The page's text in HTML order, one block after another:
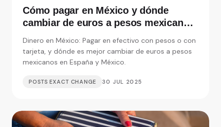
Cómo pagar en México y dónde
cambiar de euros a pesos mexicanos
Dinero en México: Pagar en efectivo con pesos o con
tarjeta, y dónde es mejor cambiar de euros a pesos
mexicanos en España y México.
POSTS EXACT CHANGE 30 JUL 2025